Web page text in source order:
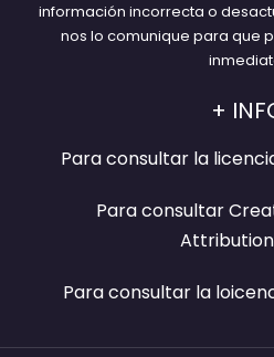
información incorrecta o
nos lo comunique para que
+
Para consultar la
Para consultar
Attribution
Para consultar la